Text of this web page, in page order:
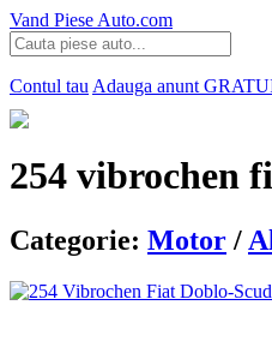
Vand Piese Auto.com
Contul tau Adauga anunt
254 vibrochen
Categorie: Motor /